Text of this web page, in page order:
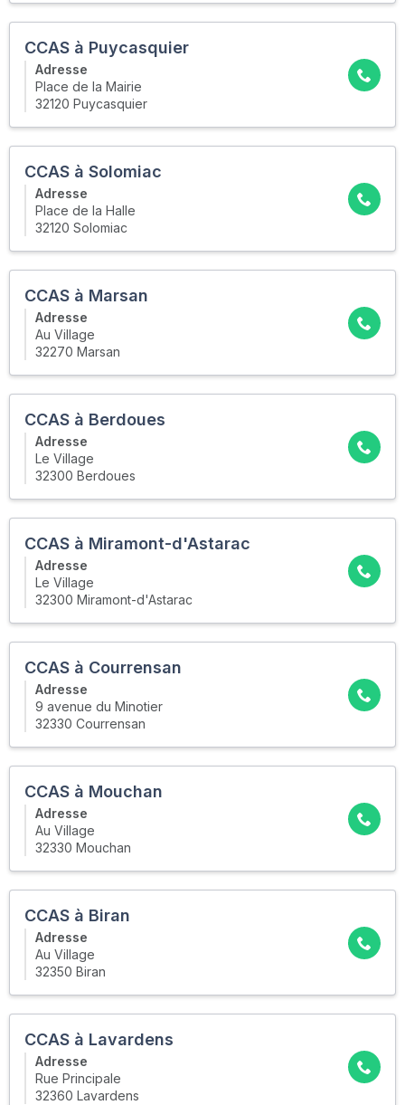
CCAS à Puycasquier
Adresse
Place de la Mairie
32120 Puycasquier
CCAS à Solomiac
Adresse
Place de la Halle
32120 Solomiac
CCAS à Marsan
Adresse
Au Village
32270 Marsan
CCAS à Berdoues
Adresse
Le Village
32300 Berdoues
CCAS à Miramont-d'Astarac
Adresse
Le Village
32300 Miramont-d'Astarac
CCAS à Courrensan
Adresse
9 avenue du Minotier
32330 Courrensan
CCAS à Mouchan
Adresse
Au Village
32330 Mouchan
CCAS à Biran
Adresse
Au Village
32350 Biran
CCAS à Lavardens
Adresse
Rue Principale
32360 Lavardens